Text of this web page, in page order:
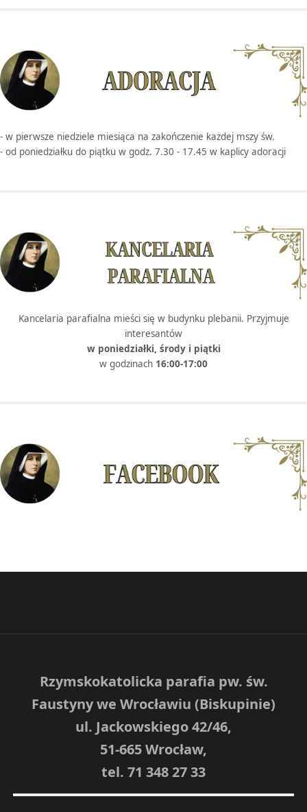
- w pierwsze niedziele miesiąca na zakończenie każdej mszy św.
- od poniedziałku do piątku w godz. 7.30 - 17.45 w kaplicy adoracji
Kancelaria parafialna mieści się w budynku plebanii. Przyjmuje
interesantów
w poniedziałki, środy i piątki
w godzinach 16:00-17:00
Rzymskokatolicka parafia pw. św.
Faustyny we Wrocławiu (Biskupinie)
ul. Jackowskiego 42/46,
51-665 Wrocław,
tel. 71 348 27 33